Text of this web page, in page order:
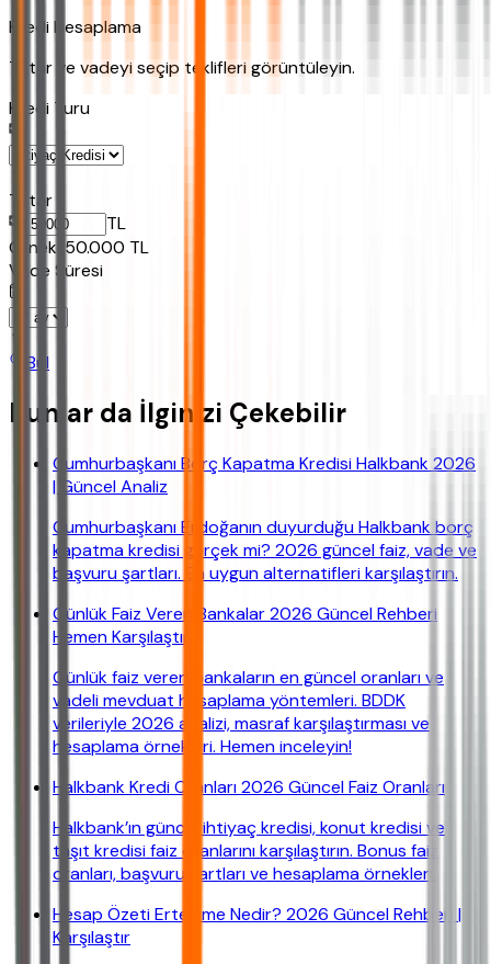
Kredi Hesaplama
Tutar ve vadeyi seçip teklifleri görüntüleyin.
Kredi Turu
Tutar
TL
Ornek: 50.000 TL
Vade Süresi
Bul
Bunlar da İlginizi Çekebilir
Cumhurbaşkanı Borç Kapatma Kredisi Halkbank 2026
| Güncel Analiz
Cumhurbaşkanı Erdoğanın duyurduğu Halkbank borç
kapatma kredisi gerçek mi? 2026 güncel faiz, vade ve
başvuru şartları. En uygun alternatifleri karşılaştırın.
Günlük Faiz Veren Bankalar 2026 Güncel Rehberi
Hemen Karşılaştır!
Günlük faiz veren bankaların en güncel oranları ve
vadeli mevduat hesaplama yöntemleri. BDDK
verileriyle 2026 analizi, masraf karşılaştırması ve
hesaplama örnekleri. Hemen inceleyin!
Halkbank Kredi Oranları 2026 Güncel Faiz Oranları
Halkbank’ın güncel ihtiyaç kredisi, konut kredisi ve
taşıt kredisi faiz oranlarını karşılaştırın. Bonus faiz
oranları, başvuru şartları ve hesaplama örnekleri.
Hesap Özeti Erteleme Nedir? 2026 Güncel Rehberi |
Karşılaştır